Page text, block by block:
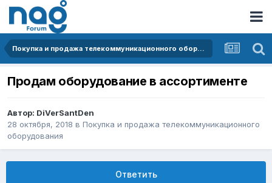
Покупка и продажа телекоммуникационного оборудования
Продам оборудование в ассортименте
Автор: DiVerSantDen
28 октября, 2018 в Покупка и продажа телекоммуникационного
оборудования
Ответить